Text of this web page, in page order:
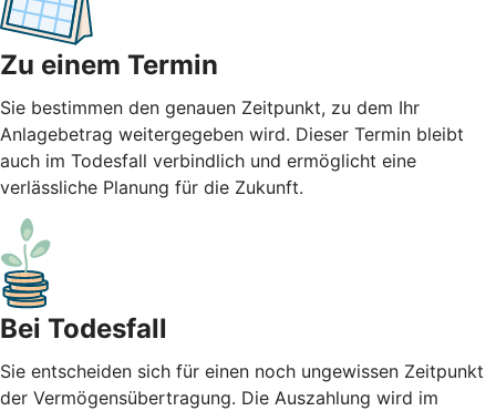
Zu einem Termin
Sie bestimmen den genauen Zeitpunkt, zu dem Ihr
Anlagebetrag weitergegeben wird. Dieser Termin bleibt
auch im Todesfall verbindlich und ermöglicht eine
verlässliche Planung für die Zukunft.
Bei Todesfall
Sie entscheiden sich für einen noch ungewissen Zeitpunkt
der Vermögensübertragung. Die Auszahlung wird im